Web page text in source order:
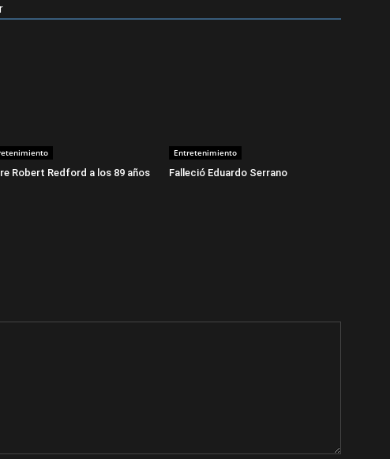
Robert Redford a los 89 años
Entretenimiento
Falleció Eduardo Serrano